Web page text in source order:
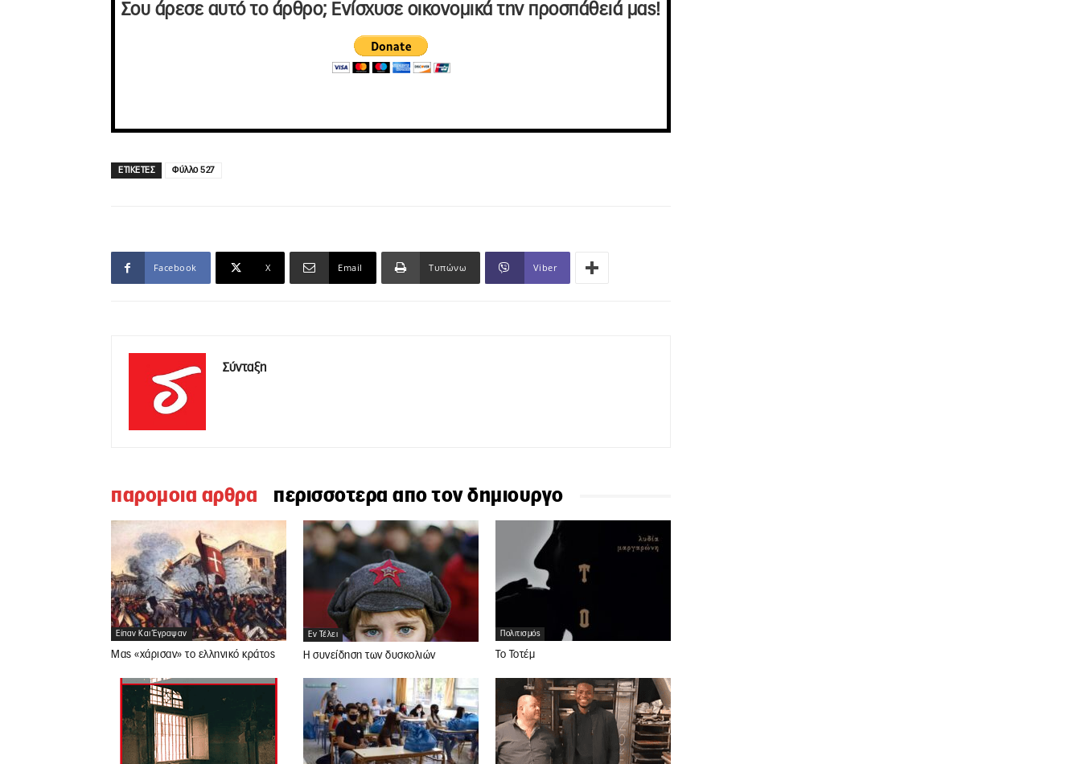
Σου άρεσε αυτό το άρθρο; Ενίσχυσε οικονομικά την προσπάθειά μας!
ΕΤΙΚΕΤΕΣ Φύλλο 527
Facebook X Email Τυπώνω Viber
Σύνταξη
παρομοια αρθρα περισσοτερα απο τον δημιουργο
Είπαν Και Έγραψαν
Μας «χάρισαν» το ελληνικό κράτος
Εν Τέλει
Η συνείδηση των δυσκολιών
Πολιτισμός
Το Τοτέμ